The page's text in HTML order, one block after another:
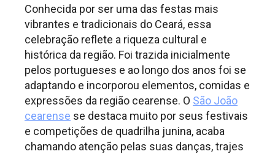
Conhecida por ser uma das festas mais
vibrantes e tradicionais do Ceará, essa
celebração reflete a riqueza cultural e
histórica da região. Foi trazida inicialmente
pelos portugueses e ao longo dos anos foi se
adaptando e incorporou elementos, comidas e
expressões da região cearense. O São João
cearense se destaca muito por seus festivais
e competições de quadrilha junina, acaba
chamando atenção pelas suas danças, trajes